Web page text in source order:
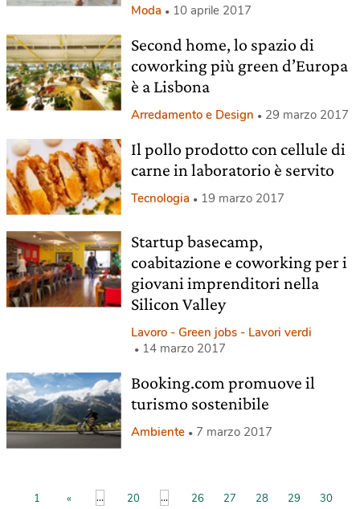
Moda 10 aprile 2017
Second home, lo spazio di
coworking più green d’Europa
è a Lisbona
Arredamento e Design 29 marzo 2017
Il pollo prodotto con cellule di
carne in laboratorio è servito
Tecnologia 19 marzo 2017
Startup basecamp,
coabitazione e coworking per i
giovani imprenditori nella
Silicon Valley
Lavoro - Green jobs - Lavori verdi
14 marzo 2017
Booking.com promuove il
turismo sostenibile
Ambiente 7 marzo 2017
1 « ... 20 ... 26 27 28 29 30